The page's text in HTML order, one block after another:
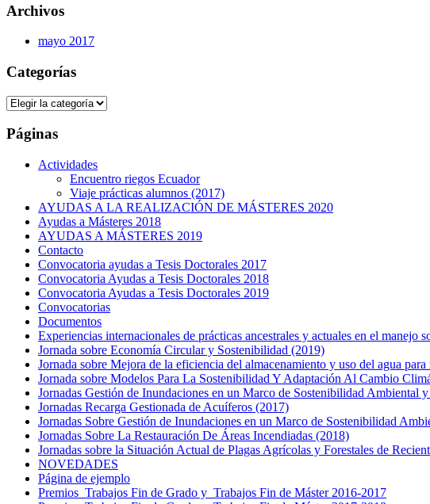
Archivos
mayo 2017
Categorías
Categorías
Páginas
Actividades
Encuentro riegos Ecuador
Viaje prácticas alumnos (2017)
AYUDAS A LA REALIZACIÓN DE MÁSTERES 2020
Ayudas a Másteres 2018
AYUDAS A MÁSTERES 2019
Contacto
Convocatoria ayudas a Tesis Doctorales 2017
Convocatoria Ayudas a Tesis Doctorales 2018
Convocatoria Ayudas a Tesis Doctorales 2019
Convocatorias
Documentos
Experiencias internacionales de prácticas ancestrales y actuales en el manejo
Jornada sobre Economía Circular y Sostenibilidad (2019)
Jornada sobre Mejora de la eficiencia del almacenamiento y uso del agua
Jornada sobre Modelos Para La Sostenibilidad Y Adaptación Al Cambio
Jornadas Gestión de Inundaciones en un Marco de Sostenibilidad Ambiental
Jornadas Recarga Gestionada de Acuíferos (2017)
Jornadas Sobre Gestión de Inundaciones en un Marco de Sostenibilidad
Jornadas Sobre La Restauración De Áreas Incendiadas (2018)
Jornadas sobre la Situación Actual de Plagas Agrícolas y Forestales de
NOVEDADES
Página de ejemplo
Premios Trabajos Fin de Grado y Trabajos Fin de Máster 2016-2017